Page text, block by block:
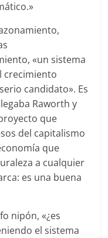
«un sistema
crecimiento
candidato». Es
Raworth y
que
del capitalismo
que
a cualquier
es una buena
nipón, «¿es
el sistema